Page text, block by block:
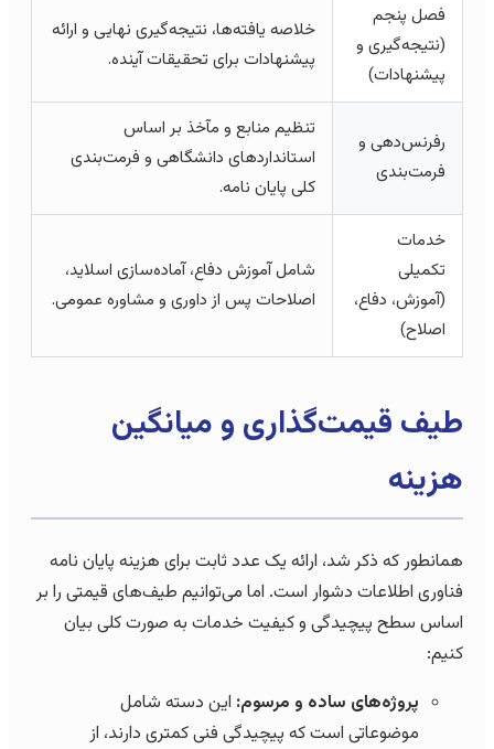
فصل پنجم
(نتیجه‌گیری و
پیشنهادات)
خلاصه یافته‌ها، نتیجه‌گیری نهایی و ارائه
پیشنهادات برای تحقیقات آینده.
رفرنس‌دهی و
فرمت‌بندی
تنظیم منابع و مآخذ بر اساس
استانداردهای دانشگاهی و فرمت‌بندی
کلی پایان نامه.
خدمات
تکمیلی
(آموزش، دفاع،
اصلاح)
شامل آموزش دفاع، آماده‌سازی اسلاید،
اصلاحات پس از داوری و مشاوره عمومی.
طیف قیمت‌گذاری و میانگین
هزینه
همانطور که ذکر شد، ارائه یک عدد ثابت برای هزینه پایان نامه
فناوری اطلاعات دشوار است. اما می‌توانیم طیف‌های قیمتی را بر
اساس سطح پیچیدگی و کیفیت خدمات به صورت کلی بیان
کنیم:
پروژه‌های ساده و مرسوم: این دسته شامل
موضوعاتی است که پیچیدگی فنی کمتری دارند، از